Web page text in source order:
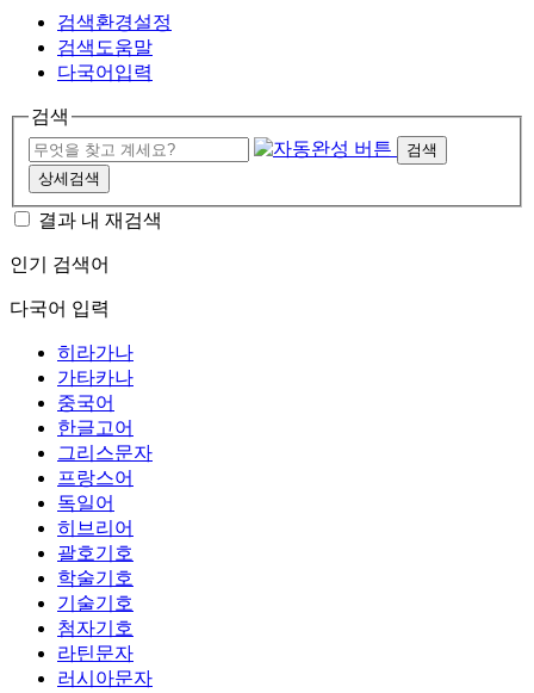
검색환경설정
검색도움말
다국어입력
검색
검색
상세검색
결과 내 재검색
인기 검색어
다국어 입력
히라가나
가타카나
중국어
한글고어
그리스문자
프랑스어
독일어
히브리어
괄호기호
학술기호
기술기호
첨자기호
라틴문자
러시아문자